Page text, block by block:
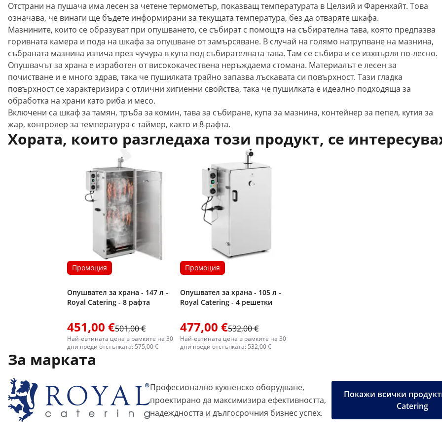
Отстрани на пушача има лесен за четене термометър, показващ температурата в Целзий и Фаренхайт. Това
означава, че винаги ще бъдете информирани за текущата температура, без да отваряте шкафа.
Мазнините, които се образуват при опушването, се събират с помощта на събирателна тава, която предпазва
горивната камера и пода на шкафа за опушване от замърсяване. В случай на голямо натрупване на мазнина,
събраната мазнина изтича през чучура в купа под събирателната тава. Там се събира и се изхвърля по-лесно.
Опушвачът за храна е изработен от висококачествена неръждаема стомана. Материалът е лесен за
почистване и е много здрав, така че пушилката трайно запазва лъскавата си повърхност. Тази гладка
повърхност се характеризира с отлични хигиенни свойства, така че пушилката е идеално подходяща за
обработка на храни като риба и месо.
Включени са шкаф за тамян, тръба за комин, тава за събиране, купа за мазнина, контейнер за пепел, кутия за
жар, контролер за температура с таймер, както и 8 рафта.
Хората, които разгледаха този продукт, се
Промоция
Опушвател за храна - 147 л -
Royal Catering - 8 рафта
451,00 €501,00 €
Най-евтината цена в рамките на 30
дни преди отстъпката: 575,00 €
Промоция
Опушвател за храна - 105 л -
Royal Catering - 4 решетки
477,00 €532,00 €
Най-евтината цена в рамките на 30
дни преди отстъпката: 532,00 €
За марката
Професионално кухненско оборудване,
проектирано да максимизира ефективността,
надеждността и дългосрочния бизнес успех.
Покажи всички
Catering